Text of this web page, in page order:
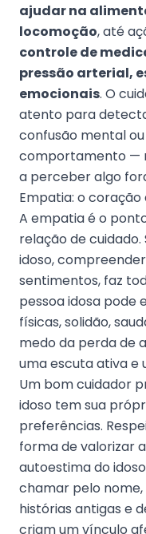
ajudar na
locomoção, até
controle de
pressão arterial,
emocionais. O
atento para
confusão mental
comportamento —
a perceber algo
Empatia: o coração
A empatia é o
relação de
idoso,
sentimentos, faz
pessoa idosa pode
físicas, solidão,
medo da perda de
uma escuta ativa e
Um bom cuidador
idoso tem sua
preferências.
forma de valorizar
autoestima do
chamar pelo
histórias antigas e
criam um vínculo